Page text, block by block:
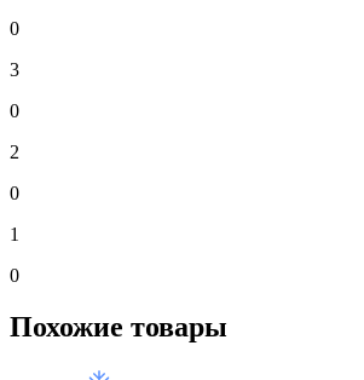
0
3
0
2
0
1
0
Похожие товары